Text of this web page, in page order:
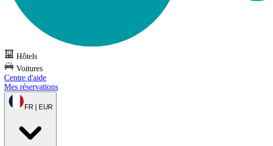
Hôtels
Voitures
Centre d'aide
Mes réservations
FR | EUR